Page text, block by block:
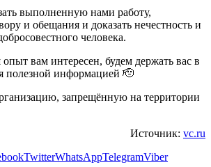
выполненную нами работу,
и обещания и доказать нечестность и
человека.
вам интересен, будем держать вас в
полезной информацией 🫡
запрещённую на территории
Источник: vc.ru
TwitterWhatsAppTelegramViber